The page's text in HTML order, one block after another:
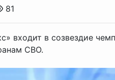
81
входит в созвездие
СВО.